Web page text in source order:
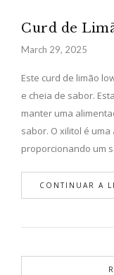
Curd de
March 29, 2025
Este curd de limão
e cheia de sabor.
manter uma
sabor. O xilitol é
proporcionando um
CONTINUAR A